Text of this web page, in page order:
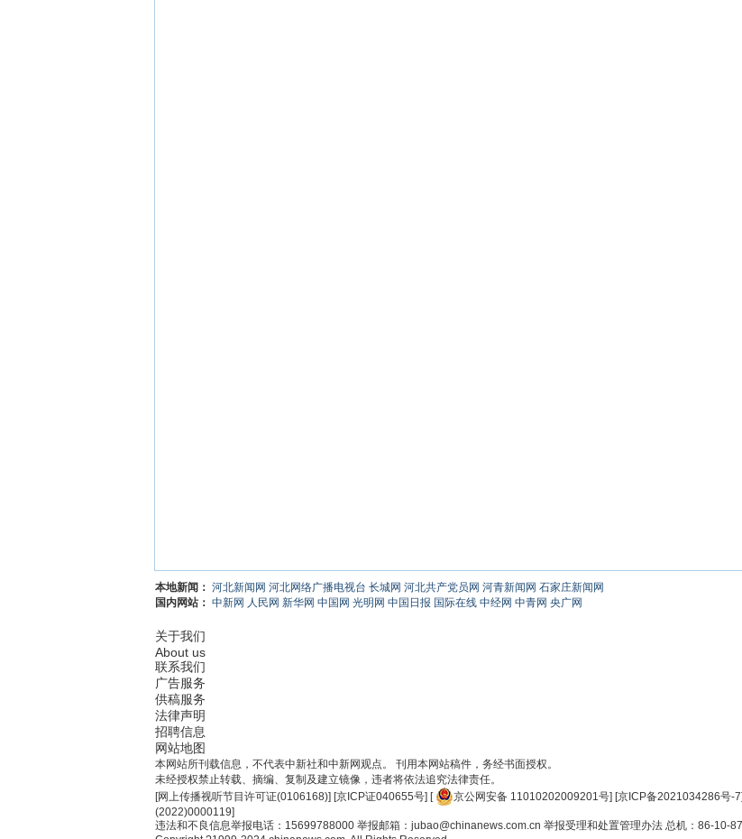
本地新闻： 河北新闻网 河北网络广播电视台 长城网 河北共产党员网 河青新闻网 石家庄新闻网
国内网站： 中新网 人民网 新华网 中国网 光明网 中国日报 国际在线 中经网 中青网 央广网
关于我们
About us
联系我们
广告服务
供稿服务
法律声明
招聘信息
网站地图
本网站所刊载信息，不代表中新社和中新网观点。 刊用本网站稿件，务经书面授权。
未经授权禁止转载、摘编、复制及建立镜像，违者将依法追究法律责任。
[网上传播视听节目许可证(0106168)] [京ICP证040655号] [ 京公网安备 11010202009201号] [京ICP备2021034286号-7
(2022)0000119]
违法和不良信息举报电话：15699788000 举报邮箱：jubao@chinanews.com.cn 举报受理和处置管理办法 总机：86-10-